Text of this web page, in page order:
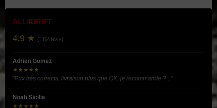
ALL4DRIFT
4.9 ★ (182 avis)
Adrien Gomez
★★★★★
"Prix très corrects, livraison plus que OK, je recommande ?..."
Noah Sicilia
★★★★★